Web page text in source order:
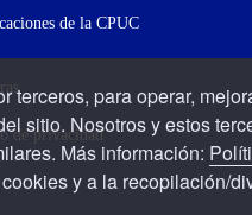
para operar,
sitio. Nosotros y estos
Más información:
y a la recopilación/
de la CPUC
de privacidad